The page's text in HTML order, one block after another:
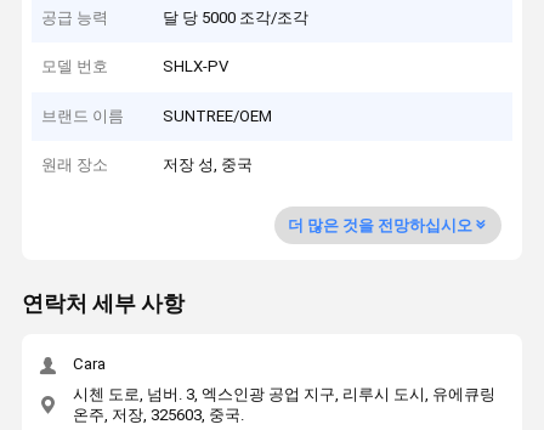
공급 능력 달 당 5000 조각/조각
모델 번호 SHLX-PV
브랜드 이름 SUNTREE/OEM
원래 장소 저장 성, 중국
더 많은 것을 전망하십시오
연락처 세부 사항
Cara
시첸 도로, 넘버. 3, 엑스인광 공업 지구, 리루시 도시, 유에큐링
온주, 저장, 325603, 중국.